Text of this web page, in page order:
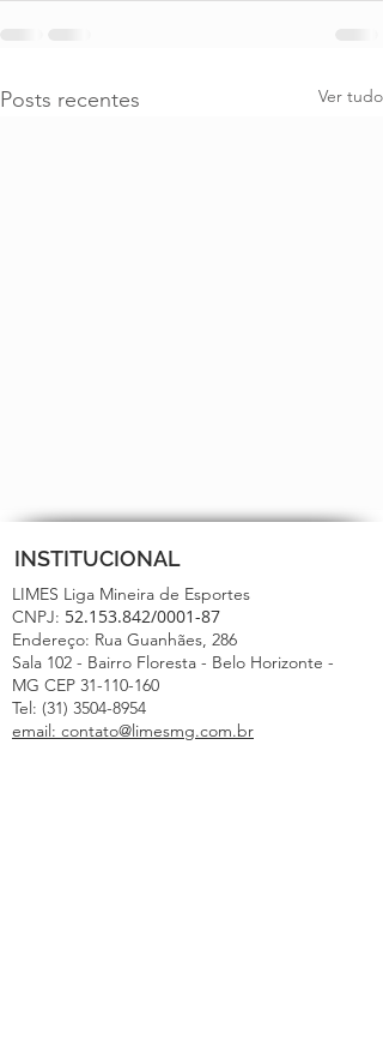
Posts recentes Ver tudo
VOLEIBOL
INSTITUCIONAL
LIMES Liga Mineira de Esportes
CNPJ: 52.153.842/0001-87
Endereço: Rua Guanhães, 286
Sala 102 - Bairro Floresta - Belo Horizonte -
MG CEP 31-110-160
Tel: (31) 3504-8954
email: contato@limesmg.com.br